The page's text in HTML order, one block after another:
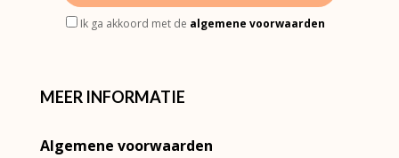
Ik ga akkoord met de algemene voorwaarden
MEER INFORMATIE
Algemene voorwaarden